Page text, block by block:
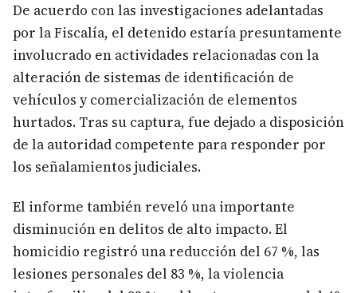
De acuerdo con las investigaciones adelantadas
por la Fiscalía, el detenido estaría presuntamente
involucrado en actividades relacionadas con la
alteración de sistemas de identificación de
vehículos y comercialización de elementos
hurtados. Tras su captura, fue dejado a disposición
de la autoridad competente para responder por
los señalamientos judiciales.
El informe también reveló una importante
disminución en delitos de alto impacto. El
homicidio registró una reducción del 67 %, las
lesiones personales del 83 %, la violencia